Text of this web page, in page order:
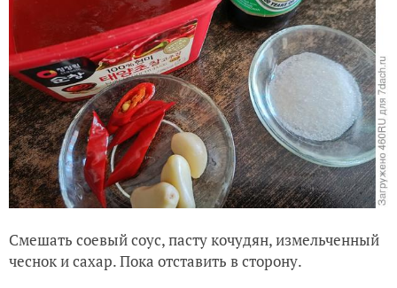
Смешать соевый соус, пасту кочудян, измельченный
чеснок и сахар. Пока отставить в сторону.